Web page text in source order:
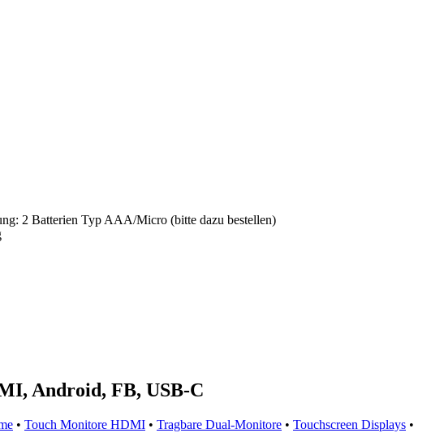
2 Batterien Typ AAA/Micro (bitte dazu bestellen)
Android, FB, USB-C
• Touch Monitore HDMI • Tragbare Dual-Monitore • Touchscreen Displays •